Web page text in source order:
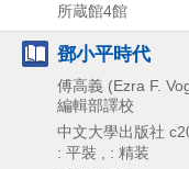
所蔵館4館
鄧小平時代
傅高義 (Ezra F.
編輯部譯校
中文大學出版社
: 平裝 , : 精装